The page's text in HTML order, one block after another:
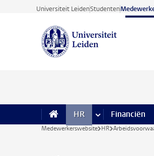
Ga direct naar de inhoud
Universiteit LeidenStudenten
HR meer HR pagina’s
Financiën
Medewerkerswebsite HR